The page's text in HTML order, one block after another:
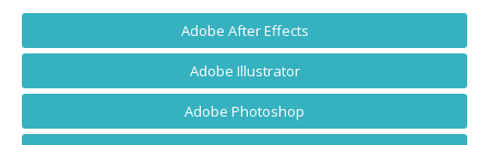
Adobe After Effects
Adobe Illustrator
Adobe Photoshop